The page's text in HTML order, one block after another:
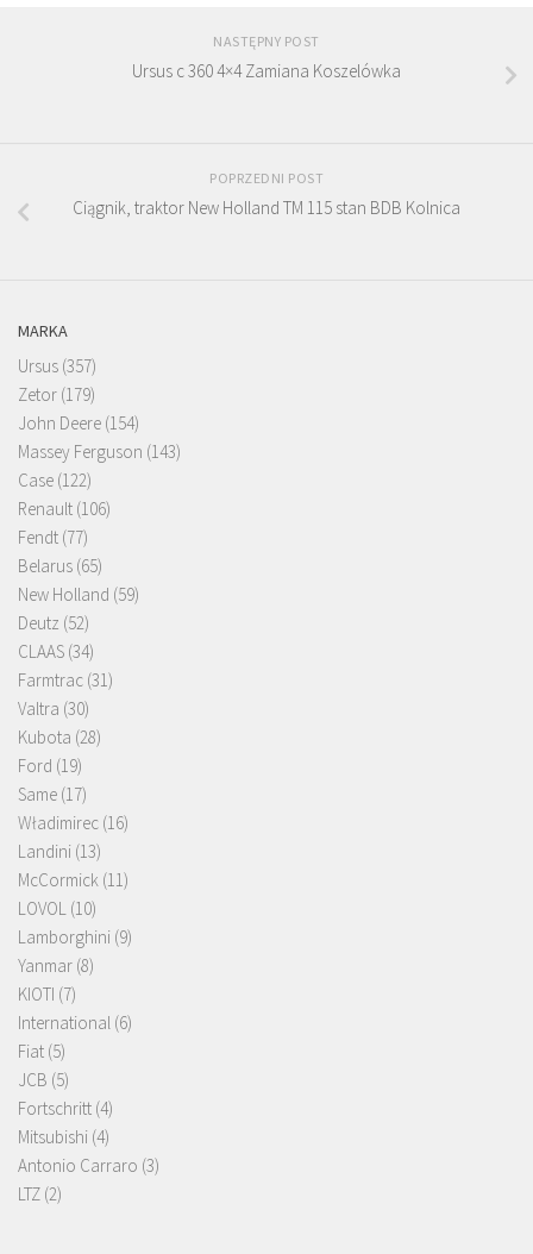
NASTĘPNY POST
Ursus c 360 4×4 Zamiana Koszelówka
POPRZEDNI POST
Ciągnik, traktor New Holland TM 115 stan BDB Kolnica
MARKA
Ursus (357)
Zetor (179)
John Deere (154)
Massey Ferguson (143)
Case (122)
Renault (106)
Fendt (77)
Belarus (65)
New Holland (59)
Deutz (52)
CLAAS (34)
Farmtrac (31)
Valtra (30)
Kubota (28)
Ford (19)
Same (17)
Władimirec (16)
Landini (13)
McCormick (11)
LOVOL (10)
Lamborghini (9)
Yanmar (8)
KIOTI (7)
International (6)
Fiat (5)
JCB (5)
Fortschritt (4)
Mitsubishi (4)
Antonio Carraro (3)
LTZ (2)